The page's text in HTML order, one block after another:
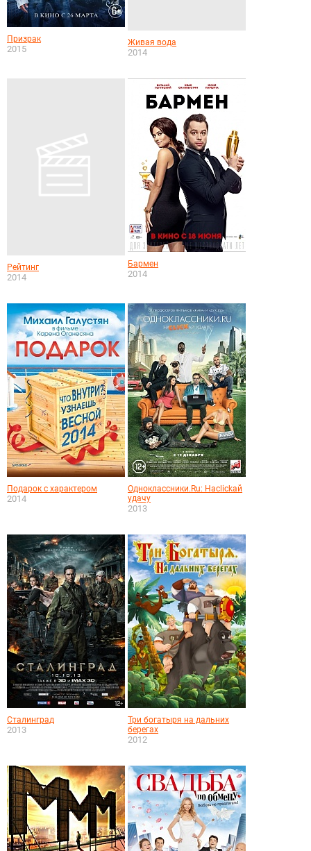
Призрак
2015
Живая вода
2014
Рейтинг
2014
Бармен
2014
Подарок с характером
2014
Одноклассники.Ru: Наclickай
удачу
2013
Сталинград
2013
Три богатыря на дальних
берегах
2012